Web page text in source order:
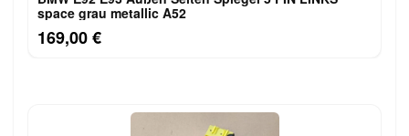
space grau metallic A52
169,00 €